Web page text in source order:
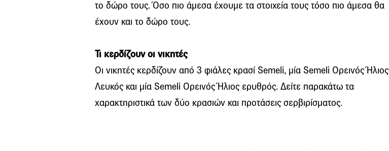
το δώρο τους. Όσο πιο άμεσα έχουμε τα στοιχεία τους τόσο πιο άμεσα θα
έχουν και το δώρο τους.
Τι κερδίζουν οι νικητές
Οι νικητές κερδίζουν από 3 φιάλες κρασί Semeli, μία Semeli Ορεινός Ήλιος
Λευκός και μία Semeli Ορεινός Ήλιος ερυθρός. Δείτε παρακάτω τα
χαρακτηριστικά των δύο κρασιών και προτάσεις σερβιρίσματος.